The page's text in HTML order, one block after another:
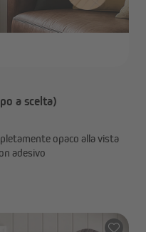
a scelta)
opaco alla vista
adesivo